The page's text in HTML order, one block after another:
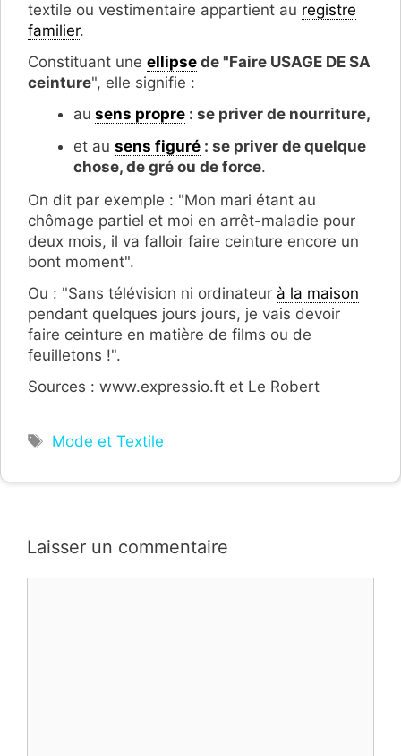
textile ou vestimentaire appartient au registre
familier.
Constituant une ellipse de "Faire USAGE DE SA
ceinture", elle signifie :
au sens propre : se priver de nourriture,
et au sens figuré : se priver de quelque
chose, de gré ou de force.
On dit par exemple : "Mon mari étant au
chômage partiel et moi en arrêt-maladie pour
deux mois, il va falloir faire ceinture encore un
bont moment".
Ou : "Sans télévision ni ordinateur à la maison
pendant quelques jours jours, je vais devoir
faire ceinture en matière de films ou de
feuilletons !".
Sources : www.expressio.ft et Le Robert
Étiquettes
Mode et Textile
Laisser un commentaire